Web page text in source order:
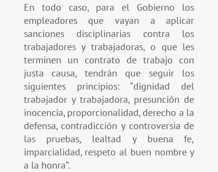
En todo caso, para el Gobierno los
empleadores que vayan a aplicar
sanciones disciplinarias contra los
trabajadores y trabajadoras, o que les
terminen un contrato de trabajo con
justa causa, tendrán que seguir los
siguientes principios: “dignidad del
trabajador y trabajadora, presunción de
inocencia, proporcionalidad, derecho a la
defensa, contradicción y controversia de
las pruebas, lealtad y buena fe,
imparcialidad, respeto al buen nombre y
a la honra”.